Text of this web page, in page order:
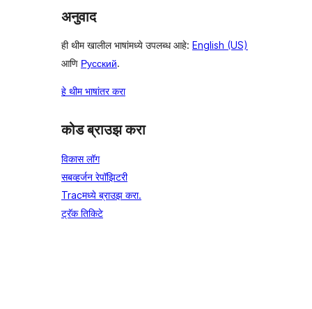
अनुवाद
ही थीम खालील भाषांमध्ये उपलब्ध आहे: English (US)
आणि Русский.
हे थीम भाषांतर करा
कोड ब्राउझ करा
विकास लॉग
सबव्हर्जन रेपॉझिटरी
Tracमध्ये ब्राउझ करा.
ट्रॅक तिकिटे